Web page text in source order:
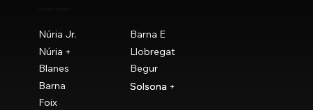
Núria Jr.
Barna E
Núria +
Llobregat
Blanes
Begur
Barna
Solsona
Foix
Solsona +